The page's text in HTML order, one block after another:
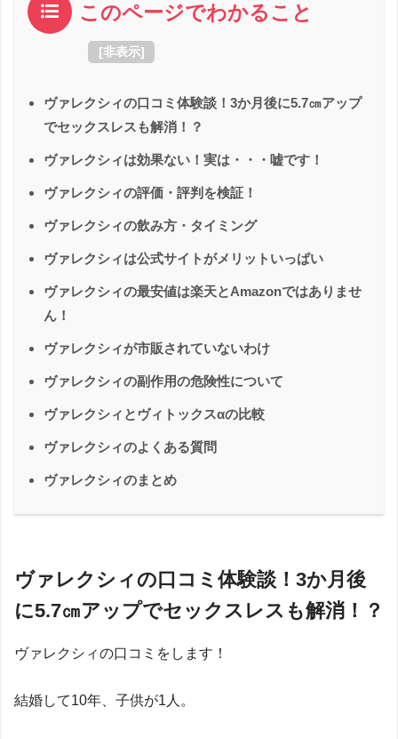
このページでわかること
[非表示]
ヴァレクシィの口コミ体験談！3か月後に5.7㎝アップ
でセックスレスも解消！？
ヴァレクシィは効果ない！実は・・・嘘です！
ヴァレクシィの評価・評判を検証！
ヴァレクシィの飲み方・タイミング
ヴァレクシィは公式サイトがメリットいっぱい
ヴァレクシィの最安値は楽天とAmazonではありませ
ん！
ヴァレクシィが市販されていないわけ
ヴァレクシィの副作用の危険性について
ヴァレクシィとヴィトックスαの比較
ヴァレクシィのよくある質問
ヴァレクシィのまとめ
ヴァレクシィの口コミ体験談！3か月後
に5.7㎝アップでセックスレスも解消！？
ヴァレクシィの口コミをします！
結婚して10年、子供が1人。